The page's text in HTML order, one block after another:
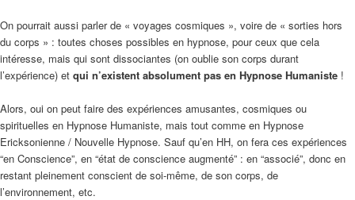
On pourrait aussi parler de « voyages cosmiques », voire de « sorties hors
du corps » : toutes choses possibles en hypnose, pour ceux que cela
intéresse, mais qui sont dissociantes (on oublie son corps durant
l’expérience) et qui n’existent absolument pas en Hypnose Humaniste !
Alors, oui on peut faire des expériences amusantes, cosmiques ou
spirituelles en Hypnose Humaniste, mais tout comme en Hypnose
Ericksonienne / Nouvelle Hypnose. Sauf qu’en HH, on fera ces expériences
“en Conscience”, en “état de conscience augmenté” : en “associé”, donc en
restant pleinement conscient de soi-même, de son corps, de
l’environnement, etc.